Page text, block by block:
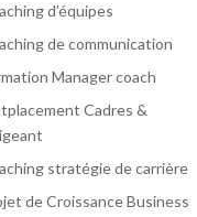
d’équipes
de communication
Manager coach
Cadres &
stratégie de carrière
de Croissance Business